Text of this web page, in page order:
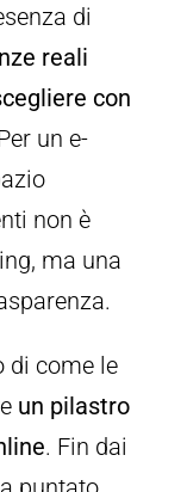
di
reali
con
un e-
non è
ma una
di come le
un pilastro
. Fin dai